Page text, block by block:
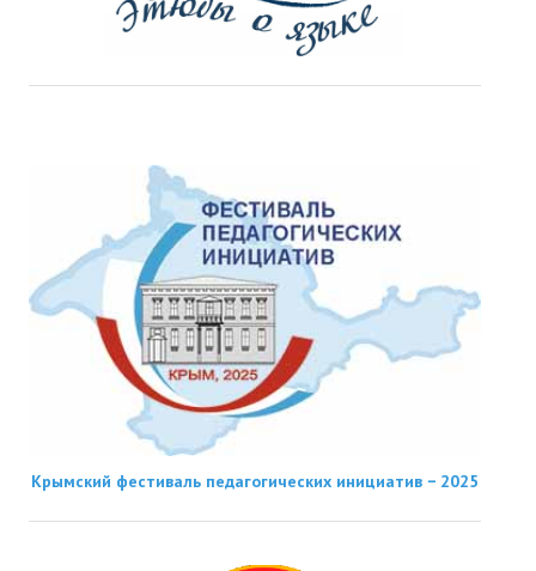
Крымский фестиваль педагогических инициатив − 2025